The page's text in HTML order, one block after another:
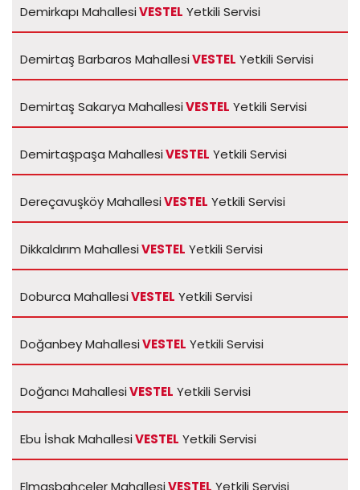
Demirkapı MahallesiVESTEL Yetkili Servisi
Demirtaş Barbaros MahallesiVESTEL Yetkili Servisi
Demirtaş Sakarya MahallesiVESTEL Yetkili Servisi
Demirtaşpaşa MahallesiVESTEL Yetkili Servisi
Dereçavuşköy MahallesiVESTEL Yetkili Servisi
Dikkaldırım MahallesiVESTEL Yetkili Servisi
Doburca MahallesiVESTEL Yetkili Servisi
Doğanbey MahallesiVESTEL Yetkili Servisi
Doğancı MahallesiVESTEL Yetkili Servisi
Ebu İshak MahallesiVESTEL Yetkili Servisi
Elmasbahçeler MahallesiVESTEL Yetkili Servisi